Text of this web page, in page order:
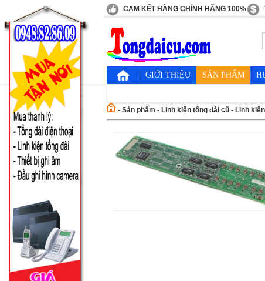
CAM KẾT HÀNG CHÍNH HÃNG 100%
GIỚI THIỆU SẢN PHẨM
- Sản phẩm - Linh kiện tổng đài cũ - Linh